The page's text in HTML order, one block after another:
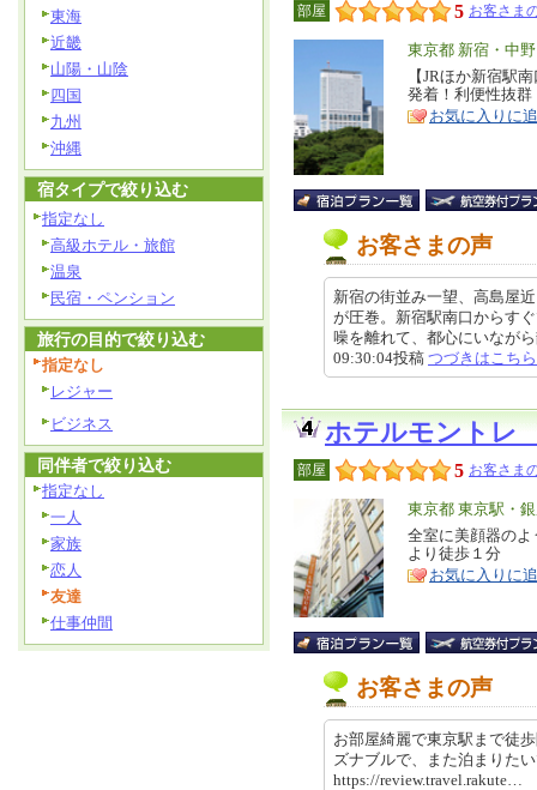
部屋 5 お客さま
エ
リ
ア
東京都 新宿・中
特
徴
【JRほか新宿駅
発着！利便性抜
お気に入りに
お客さまの声
新宿の街並み一望、高島屋
が圧巻。新宿駅南口からす
噪を離れて、都心にいなが
09:30:04投稿 つづきはこちら
ホテルモントレ
部屋 5 お客さま
エ
リ
ア
東京都 東京駅・
特
徴
全室に美顔器の
より徒歩１分
お気に入りに
お客さまの声
お部屋綺麗で東京駅まで徒
ズナブルで、また泊まりた
https://review.travel.rakute…
東海
近畿
山陽・山陰
四国
九州
沖縄
宿タイプで絞り込む
指定なし
高級ホテル・旅館
温泉
民宿・ペンション
旅行の目的で絞り込む
指定なし
レジャー
ビジネス
同伴者で絞り込む
指定なし
一人
家族
恋人
友達
仕事仲間